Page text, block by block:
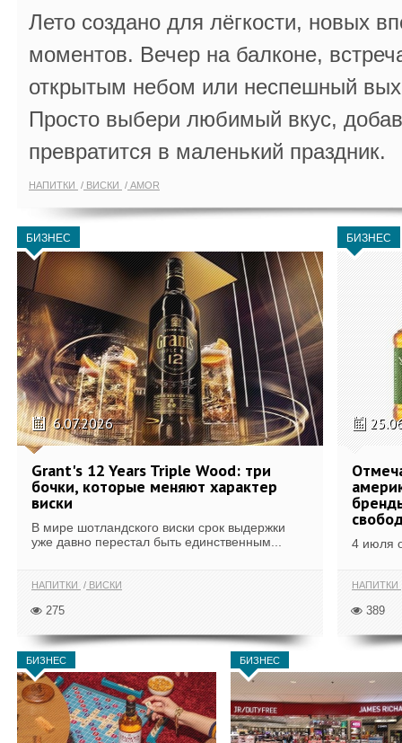
Лето создано для лёгкости, новых
моментов. Вечер на балконе,
открытым небом или неспешный
Просто выбери любимый вкус,
превратится в маленький праздник.
НАПИТКИ ВИСКИ AMOR
БИЗНЕС
6.07.2026
Grant's 12 Years Triple Wood: три
бочки, которые меняют характер
виски
В мире шотландского виски срок выдержки
уже давно перестал быть единственным...
НАПИТКИ ВИСКИ
275
БИЗНЕС
4 июля
НАПИТКИ
389
БИЗНЕС БИЗНЕС